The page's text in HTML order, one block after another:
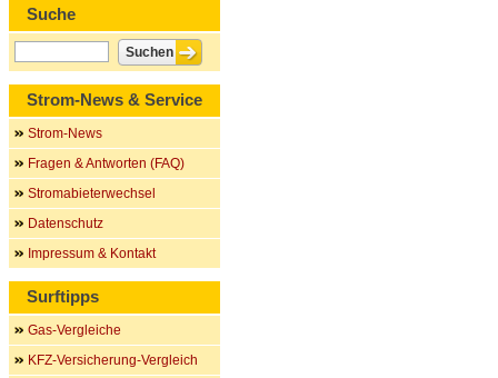
Suche
Strom-News & Service
Strom-News
Fragen & Antworten (FAQ)
Stromabieterwechsel
Datenschutz
Impressum & Kontakt
Surftipps
Gas-Vergleiche
KFZ-Versicherung-Vergleich